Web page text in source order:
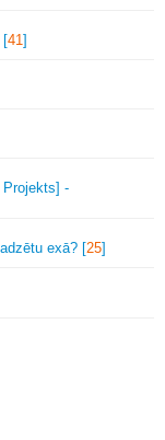
[41]
Projekts] -
exā? [25]